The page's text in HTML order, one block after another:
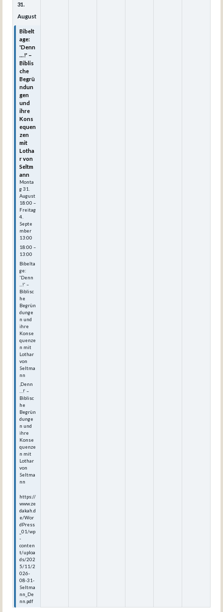
31.
August
Bibelt
age:
'Denn
...!' –
Biblis
che
Begrü
ndun
gen
und
ihre
Kons
equen
zen
mit
Lotha
r von
Seltm
ann
Monta
g31.
August
18:00 –
Freitag
4.
Septe
mber
13:00
18:00 –
13:00
Bibelta
ge:
'Denn
...!' –
Biblisc
he
Begrün
dunge
n und
ihre
Konse
quenze
n mit
Lothar
von
Seltma
nn
‚Denn
…!‘ –
Biblisc
he
Begrün
dunge
n und
ihre
Konse
quenze
n mit
Lothar
von
Seltma
nn
https://
www.ze
dakah.d
e/Wor
dPress
_01/wp
-
conten
t/uploa
ds/202
5/11/2
026-
08-31-
Seltma
nn_De
nn.pdf